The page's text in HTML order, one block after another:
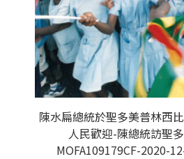
陳水扁總統於聖多美普林西
人民歡迎-陳總統訪聖
MOFA109179CF-2020-